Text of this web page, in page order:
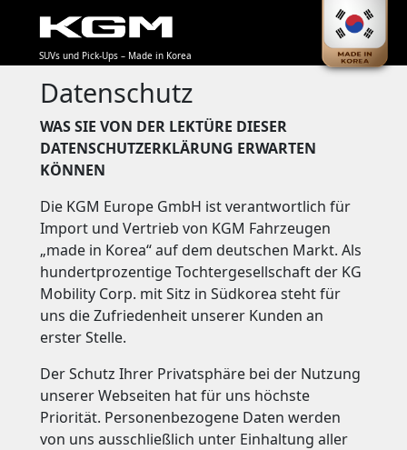
SUVs und Pick-Ups – Made in Korea
Datenschutz
WAS SIE VON DER LEKTÜRE DIESER
DATENSCHUTZERKLÄRUNG ERWARTEN
KÖNNEN
Die KGM Europe GmbH ist verantwortlich für
Import und Vertrieb von KGM Fahrzeugen
„made in Korea“ auf dem deutschen Markt. Als
hundertprozentige Tochtergesellschaft der KG
Mobility Corp. mit Sitz in Südkorea steht für
uns die Zufriedenheit unserer Kunden an
erster Stelle.
Der Schutz Ihrer Privatsphäre bei der Nutzung
unserer Webseiten hat für uns höchste
Priorität. Personenbezogene Daten werden
von uns ausschließlich unter Einhaltung aller